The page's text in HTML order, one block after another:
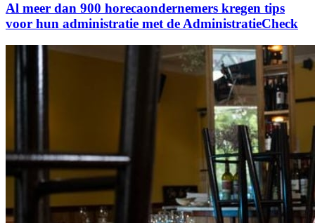
Al meer dan 900 horecaondernemers kregen tips
voor hun administratie met de AdministratieCheck